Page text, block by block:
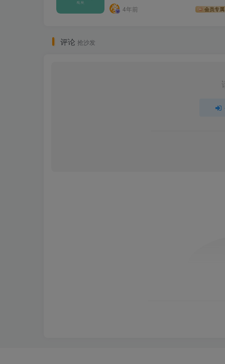
4年前 会员专属
评论 抢沙发